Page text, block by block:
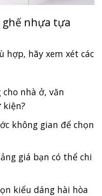
ghế nhựa tựa
hợp, hãy xem xét các
cho nhà ở, văn
kiện?
không gian để chọn
giá bạn có thể chi
kiểu dáng hài hòa